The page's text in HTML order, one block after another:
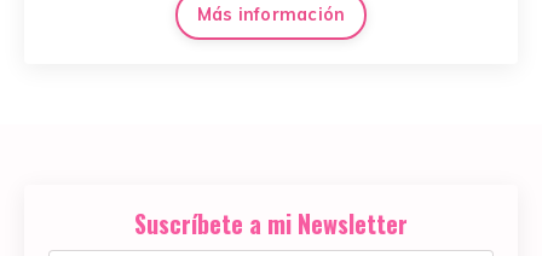
Más información
Suscríbete a mi Newsletter